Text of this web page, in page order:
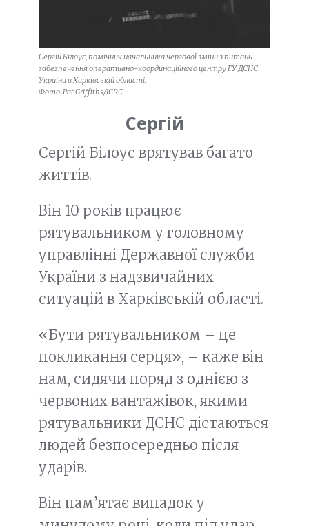
Сергій Білоус, помічник начальника чергової зміни з питань
забезпечення оперативно-координаційного центру ГУ ДСНС
України в Харківській області.
Фото: Pat Griffiths/ICRC
Сергій
Сергій Білоус врятував багато
життів.
Він 10 років працює
рятувальником у головному
управлінні Державної служби
України з надзвичайних
ситуацій в Харківській області.
«Бути рятувальником – це
покликання серця», – каже він
нам, сидячи поряд з однією з
червоних вантажівок, якими
рятувальники ДСНС дістаються
людей безпосередньо після
ударів.
Він пам’ятає випадок у